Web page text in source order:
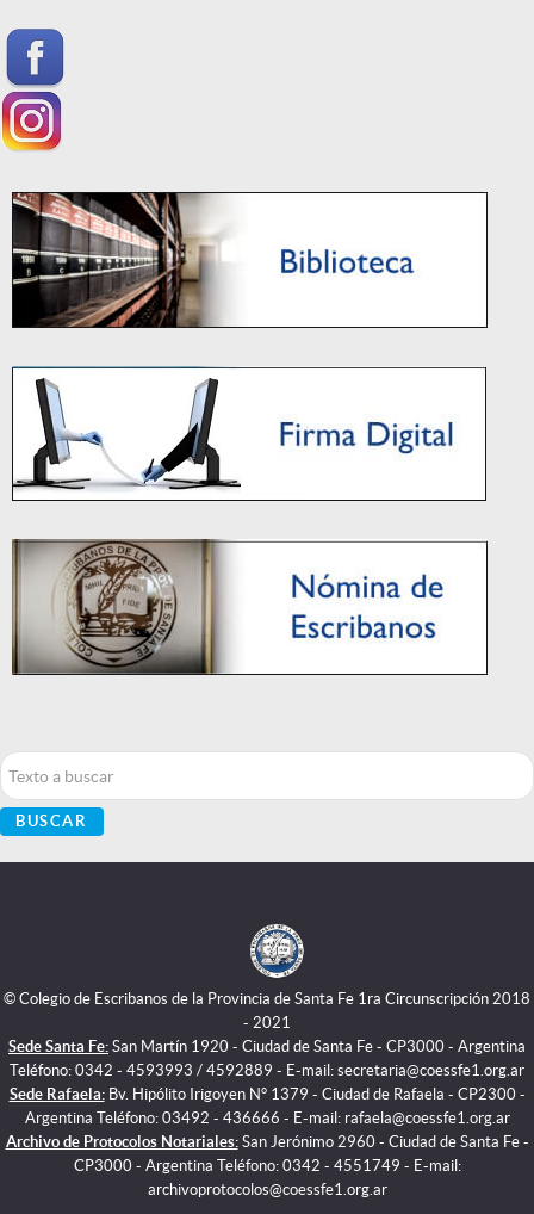
Buscar...
BUSCAR
© Colegio de Escribanos de la Provincia de Santa Fe 1ra Circunscripción 2018
- 2021
Sede Santa Fe: San Martín 1920 - Ciudad de Santa Fe - CP3000 - Argentina
Teléfono: 0342 - 4593993 / 4592889 - E-mail: secretaria@coessfe1.org.ar
Sede Rafaela:Bv. Hipólito Irigoyen N° 1379 - Ciudad de Rafaela - CP2300 -
Argentina Teléfono: 03492 - 436666 - E-mail: rafaela@coessfe1.org.ar
Archivo de Protocolos Notariales:San Jerónimo 2960 - Ciudad de Santa Fe -
CP3000 - Argentina Teléfono: 0342 - 4551749 - E-mail:
archivoprotocolos@coessfe1.org.ar